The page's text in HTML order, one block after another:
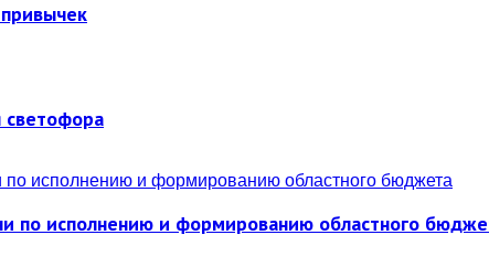
по исполнению и формированию областного